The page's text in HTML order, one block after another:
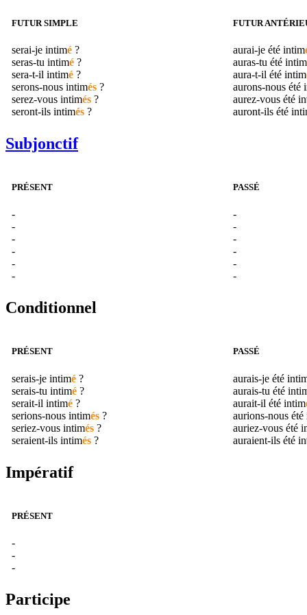
FUTUR SIMPLE
serai-je intimé ?
seras-tu intimé ?
sera-t-il intimé ?
serons-nous intimés ?
serez-vous intimés ?
seront-ils intimés ?
FUTUR
aurai-je été intim
auras-tu été intim
aura-t-il été intim
aurons-nous été
aurez-vous été
auront-ils été
Subjonctif
PRÉSENT
-
-
-
-
-
-
PASSÉ
-
-
-
-
-
-
Conditionnel
PRÉSENT
serais-je intimé ?
serais-tu intimé ?
serait-il intimé ?
serions-nous intimés ?
seriez-vous intimés ?
seraient-ils intimés ?
PASSÉ
aurais-je été
aurais-tu été
aurait-il été intim
aurions-nous été
auriez-vous été
auraient-ils été
Impératif
PRÉSENT
-
-
-
Participe